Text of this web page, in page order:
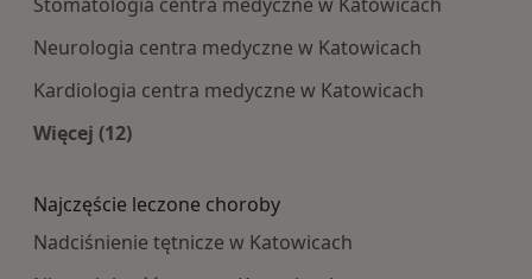
Neurologia centra medyczne w Katowicach
Kardiologia centra medyczne w Katowicach
Więcej (12)
Najczęście leczone choroby
Nadciśnienie tętnicze w Katowicach